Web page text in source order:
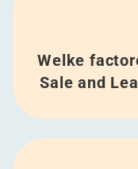
Welke
Sale and